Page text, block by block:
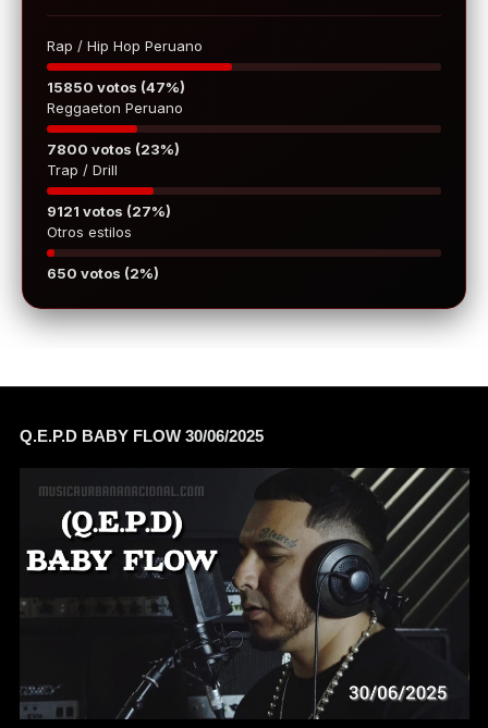
Rap / Hip Hop Peruano
15850 votos (47%)
Reggaeton Peruano
7800 votos (23%)
Trap / Drill
9121 votos (27%)
Otros estilos
650 votos (2%)
Q.E.P.D BABY FLOW 30/06/2025